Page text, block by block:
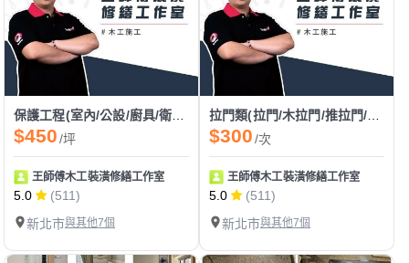
保護工程(室內/公設/廚具/衛浴設備/門框/大門/新建案/舊翻新)
$450/坪
王師傅木工裝潢修繕工作室
5.0
(511)
新北市與其他7個
拉門類(拉門/木拉門/推拉門/塑膠拉門/穀倉門/拉門軌道/漂浮門)
$300/次
王師傅木工裝潢修繕工作室
5.0
(511)
新北市與其他7個